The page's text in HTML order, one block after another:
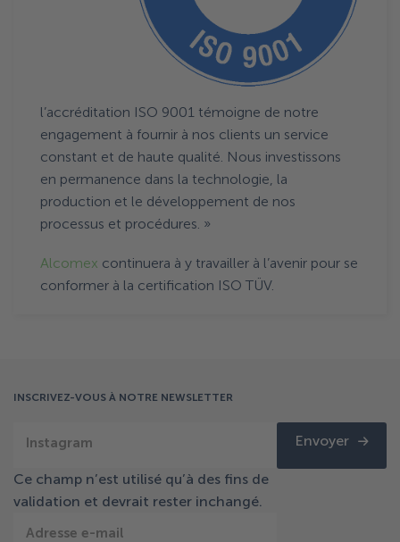
l’accréditation ISO 9001 témoigne de notre
engagement à fournir à nos clients un service
constant et de haute qualité. Nous investissons
en permanence dans la technologie, la
production et le développement de nos
processus et procédures. »
Alcomex continuera à y travailler à l’avenir pour se
conformer à la certification ISO TÜV.
INSCRIVEZ-VOUS À NOTRE NEWSLETTER
Instagram
Ce champ n’est utilisé qu’à des fins de
validation et devrait rester inchangé.
Adresse e-mail
Envoyer